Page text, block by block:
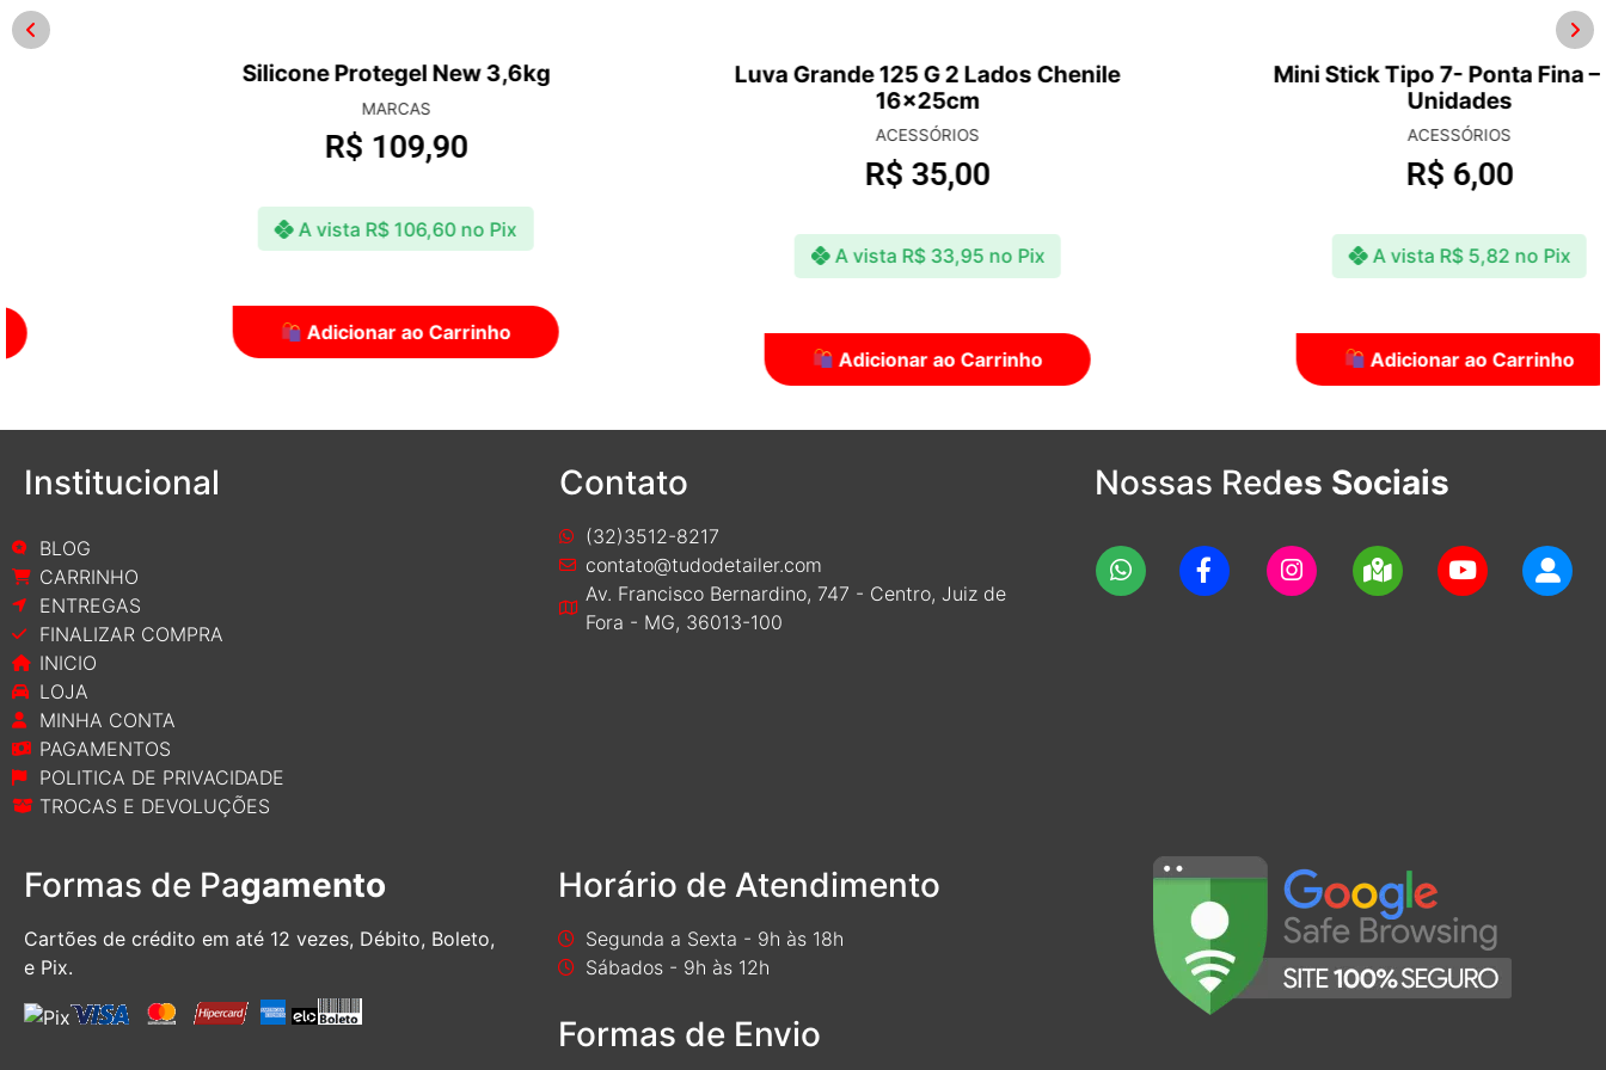
Silicone Protegel New 3,6kg
109,90
106,60 no Pix
Adicionar ao Carrinho
Luva Grande 125 G 2 Lados Chenile
33,95 no Pix
Adicionar ao Carrinho
Mini Stick Tipo 7- Ponta Fina – C/5
5,82 no Pix
Adicionar ao Carrinho
Institucional
BLOG
CARRINHO
ENTREGAS
FINALIZAR COMPRA
INICIO
LOJA
MINHA CONTA
PAGAMENTOS
POLITICA DE PRIVACIDADE
TROCAS E DEVOLUÇÕES
Contato
(32)3512-8217
contato@tudodetailer.com
Av. Francisco Bernardino, 747 - Centro, Juiz de
Fora - MG, 36013-100
Nossas Redes Sociais
Formas de Pagamento
Cartões de crédito em até 12 vezes, Débito, Boleto,
e Pix.
Horário de Atendimento
Segunda a Sexta - 9h às 18h
Sábados - 9h às 12h
Formas de Envio